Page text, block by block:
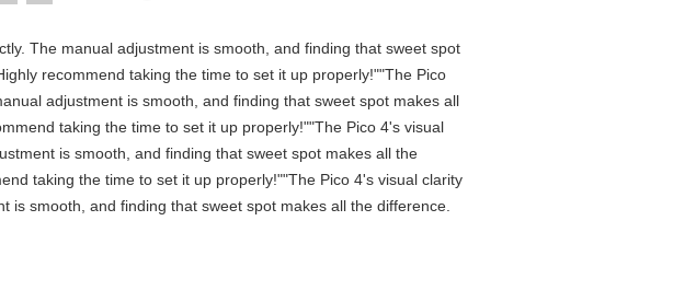
The manual adjustment is smooth, and finding that sweet spot
recommend taking the time to set it up properly!""The Pico
adjustment is smooth, and finding that sweet spot makes all
taking the time to set it up properly!""The Pico 4's visual
is smooth, and finding that sweet spot makes all the
taking the time to set it up properly!""The Pico 4's visual clarity
is smooth, and finding that sweet spot makes all the difference.